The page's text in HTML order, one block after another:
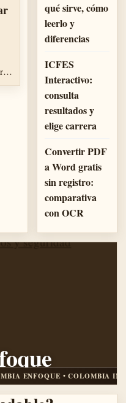
qué sirve, cómo
leerlo y
diferencias
ICFES
Interactivo:
consulta
resultados y
elige carrera
Convertir PDF
a Word gratis
sin registro:
comparativa
con OCR
• COLOMBIA INSIDER